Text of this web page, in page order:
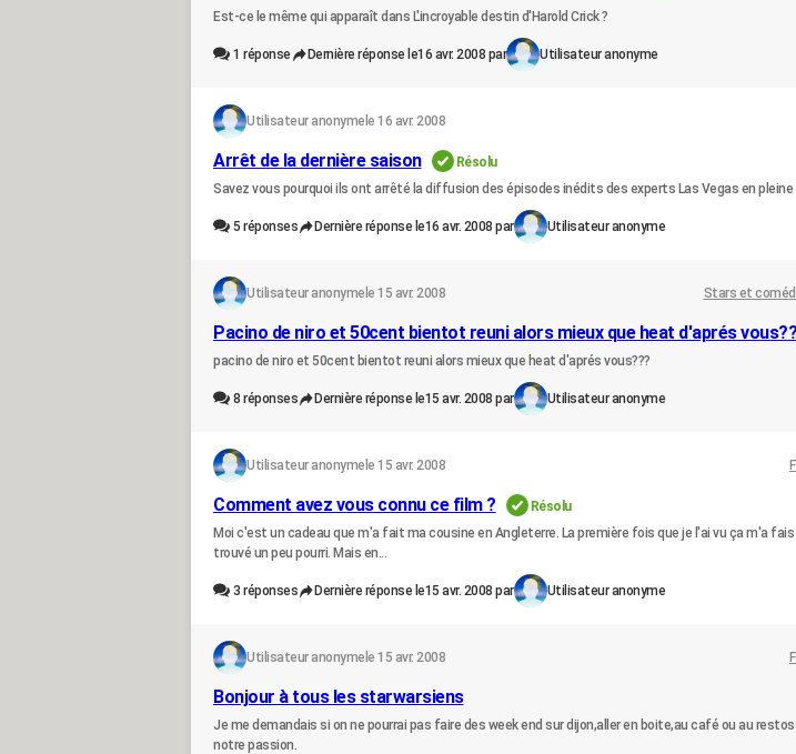
Est-ce le même qui apparaît dans L'incroyable destin d'Harold Crick ?
1 réponse Dernière réponse le16 avr. 2008 par Utilisateur anonyme
Utilisateur anonyme le 16 avr. 2008
Arrêt de la dernière saison
Résolu
Savez vous pourquoi ils ont arrêté la diffusion des épisodes inédits des experts Las Vegas en pleine
5 réponses Dernière réponse le16 avr. 2008 par Utilisateur anonyme
Utilisateur anonyme le 15 avr. 2008 Stars et
Pacino de niro et 50cent bientot reuni alors mieux que heat d'aprés
pacino de niro et 50cent bientot reuni alors mieux que heat d'aprés vous???
8 réponses Dernière réponse le15 avr. 2008 par Utilisateur anonyme
Utilisateur anonyme le 15 avr. 2008
Comment avez vous connu ce film ?
Résolu
Moi c'est un cadeau que m'a fait ma cousine en Angleterre. La première fois que je l'ai vu ça m'a fais
trouvé un peu pourri. Mais en...
3 réponses Dernière réponse le15 avr. 2008 par Utilisateur anonyme
Utilisateur anonyme le 15 avr. 2008
Bonjour à tous les starwarsiens
Je me demandais si on ne pourrai pas faire des week end sur dijon,aller en boite,au café ou au
notre passion.